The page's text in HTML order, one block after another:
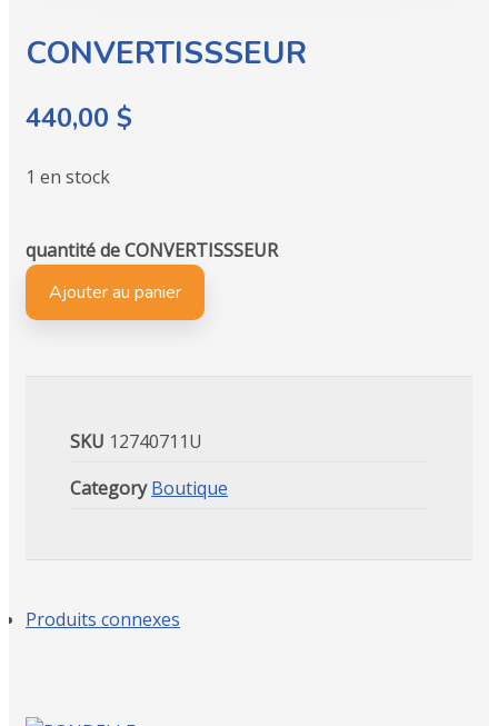
CONVERTISSSEUR
440,00 $
1 en stock
quantité de CONVERTISSSEUR
Ajouter au panier
SKU 12740711U
Category Boutique
Produits connexes